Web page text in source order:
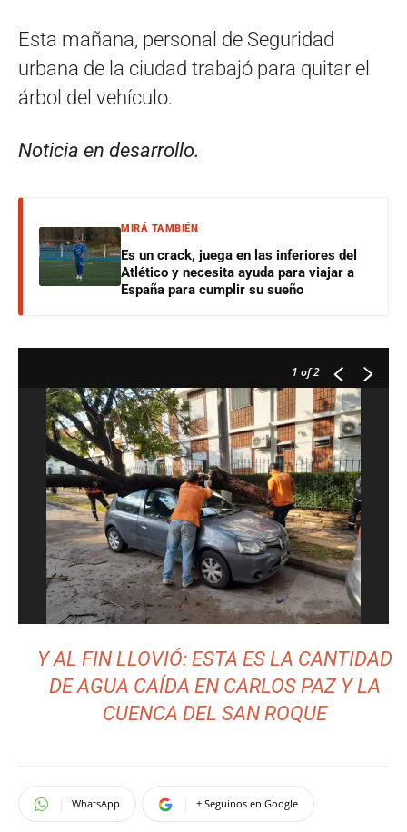
Esta mañana, personal de Seguridad
urbana de la ciudad trabajó para quitar el
árbol del vehículo.
Noticia en desarrollo.
MIRÁ TAMBIÉN
Es un crack, juega en las inferiores del
Atlético y necesita ayuda para viajar a
España para cumplir su sueño
1 of 2
Y AL FIN LLOVIÓ: ESTA ES LA CANTIDAD
DE AGUA CAÍDA EN CARLOS PAZ Y LA
CUENCA DEL SAN ROQUE
WhatsApp + Seguinos en Google